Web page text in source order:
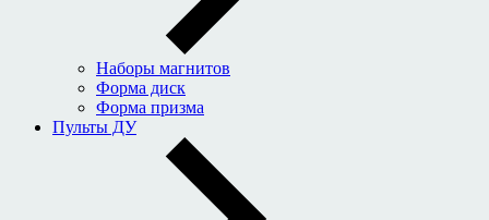
Наборы магнитов
Форма диск
Форма призма
Пульты ДУ